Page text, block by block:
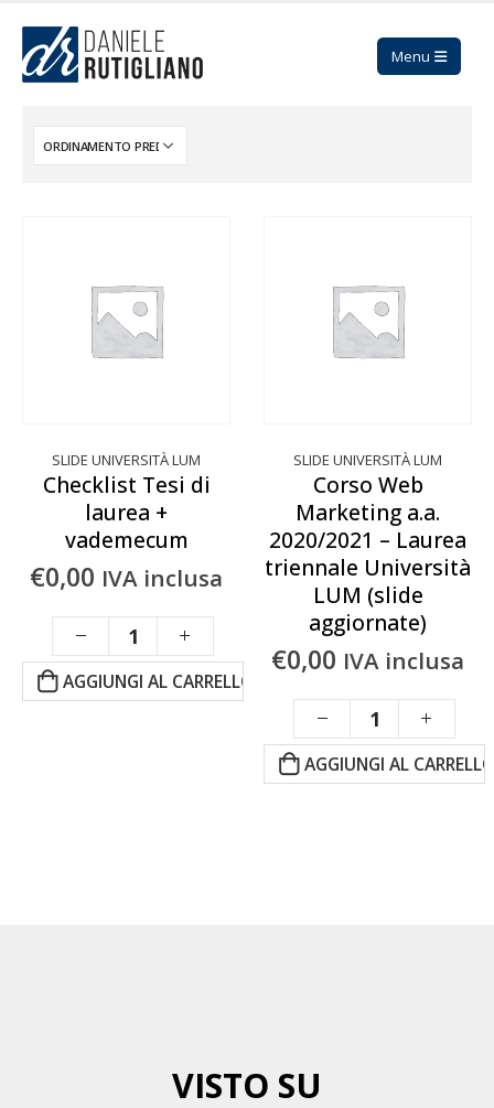
SLIDE UNIVERSITÀ LUM
Checklist Tesi di
laurea +
vademecum
€0,00 IVA inclusa
AGGIUNGI AL CARRELLO
SLIDE UNIVERSITÀ LUM
Corso Web
Marketing a.a.
2020/2021 – Laurea
triennale Università
LUM (slide
aggiornate)
€0,00 IVA inclusa
AGGIUNGI AL CARRELLO
VISTO SU